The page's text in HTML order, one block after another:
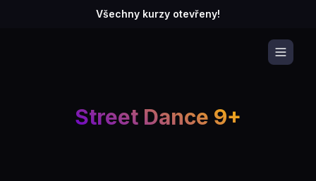
Všechny kurzy otevřeny!
Street Dance 9+